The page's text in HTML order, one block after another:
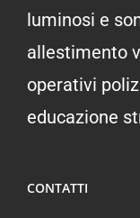
luminosi e
allestimento
operativi
educazione
CONTATTI